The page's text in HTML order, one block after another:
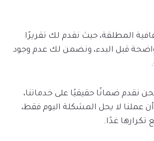
المطلقة، حيث نقدم لك تقريرًا
قبل البدء، ونضمن لك عدم وجود
نقدم ضمانًا حقيقيًا على خدماتنا،
أن عملنا لا يحل المشكلة اليوم فقط،
تكرارها غدًا.